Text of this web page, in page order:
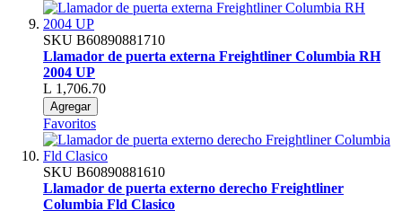
SKU B60890881710
Llamador de puerta externa Freightliner Columbia RH
2004 UP
L 1,706.70
Agregar
Favoritos
SKU B60890881610
Llamador de puerta externo derecho Freightliner
Columbia Fld Clasico